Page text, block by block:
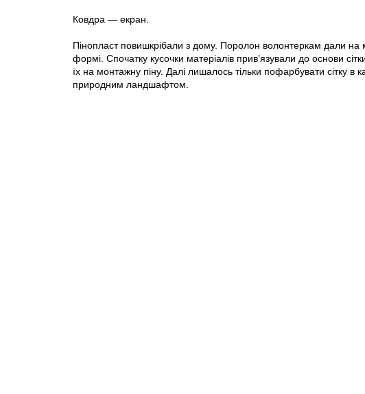
Ковдра — екран.
Пінопласт повишкрібали з дому. Поролон волонтеркам дали на
формі. Спочатку кусочки матеріалів прив’язували до основи
їх на монтажну піну. Далі лишалось тільки пофарбувати сітку
природним ландшафтом.